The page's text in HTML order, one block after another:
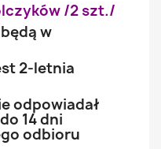
/2 szt./
w
2-letnia
odpowiadał
14 dni
odbioru